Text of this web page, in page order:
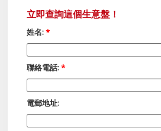
立即查詢這個生意盤！
姓名: *
聯絡電話: *
電郵地址: